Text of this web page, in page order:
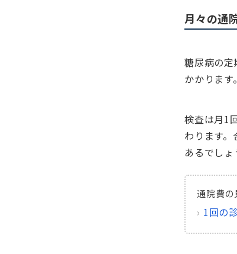
月々の通
糖尿病の
かかりま
検査は月1
わります
あるでしょ
通院費の
› 1回の